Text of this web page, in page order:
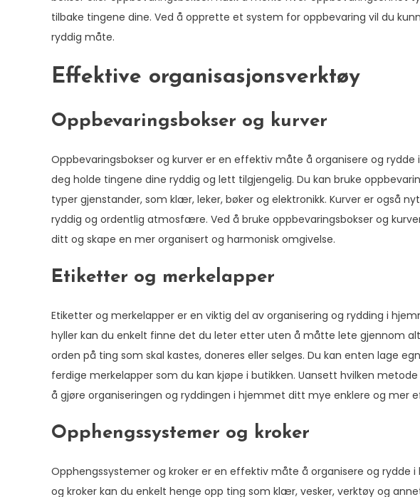
tilbake tingene dine. Ved å opprette et system for oppbevaring vil du
ryddig måte.
Effektive organisasjonsverktøy
Oppbevaringsbokser og kurver
Oppbevaringsbokser og kurver er en effektiv måte å organisere og
deg holde tingene dine ryddig og lett tilgjengelig. Du kan bruke
typer gjenstander, som klær, leker, bøker og elektronikk. Kurver er også
ryddig og ordentlig atmosfære. Ved å bruke oppbevaringsbokser og
ditt og skape en mer organisert og harmonisk omgivelse.
Etiketter og merkelapper
Etiketter og merkelapper er en viktig del av organisering og rydding i
hyller kan du enkelt finne det du leter etter uten å måtte lete gjennom
orden på ting som skal kastes, doneres eller selges. Du kan enten lage
ferdige merkelapper som du kan kjøpe i butikken. Uansett hvilken
å gjøre organiseringen og ryddingen i hjemmet ditt mye enklere og mer
Opphengssystemer og kroker
Opphengssystemer og kroker er en effektiv måte å organisere og rydde
og kroker kan du enkelt henge opp ting som klær, vesker, verktøy og